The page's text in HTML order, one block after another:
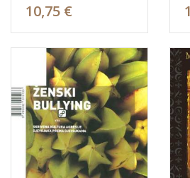
10,75 €